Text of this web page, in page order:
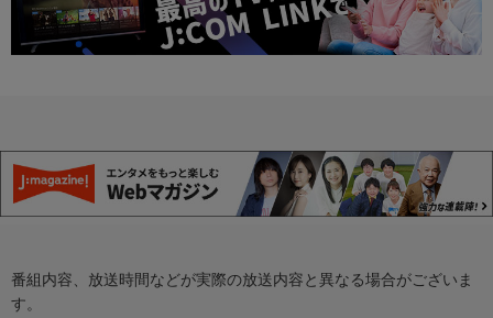
番組内容、放送時間などが実際の放送内容と異なる場合がございま
す。